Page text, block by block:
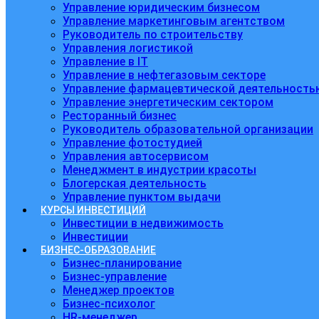
Управление юридическим бизнесом
Управление маркетинговым агентством
Руководитель по строительству
Управления логистикой
Управление в IT
Управление в нефтегазовым секторе
Управление фармацевтической
Управление энергетическим сектором
Ресторанный бизнес
Руководитель образовательной организации
Управление фотостудией
Управления автосервисом
Менеджмент в индустрии красоты
Блогерская деятельность
Управление пунктом выдачи
КУРСЫ ИНВЕСТИЦИЙ
Инвестиции в недвижимость
Инвестиции
БИЗНЕС-ОБРАЗОВАНИЕ
Бизнес-планирование
Бизнес-управление
Менеджер проектов
Бизнес-психолог